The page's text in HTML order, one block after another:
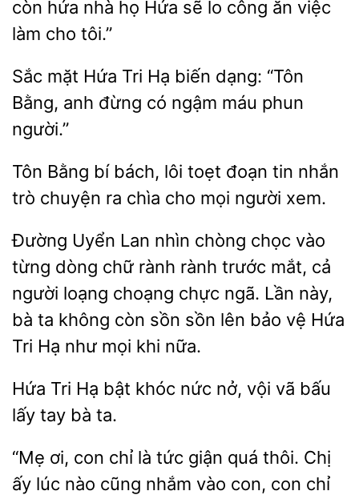
còn hứa nhà họ Hứa
lo
ăn việc
làm cho tôi.”
Sắc mặt Hứa Tri Hạ biến dạng: “Tôn
Bằng, anh
ngậm
phun
người.”
Tôn Bằng
bách, lôi toẹt đoạn tin nhắn
chuyện ra
cho mọi người xem.
Đường Uyển Lan
chòng chọc vào
từng dòng chữ rành rành trước mắt, cả
người loạng choạng chực ngã. Lần này,
bà ta không còn sồn sồn lên bảo vệ Hứa
như mọi khi nữa.
Hứa
Hạ bật khóc nức nở, vội vã bấu
lấy
ta.
“Mẹ ơi, con chỉ là tức
quá thôi. Chị
ấy lúc nào cũng nhắm
con, con chỉ